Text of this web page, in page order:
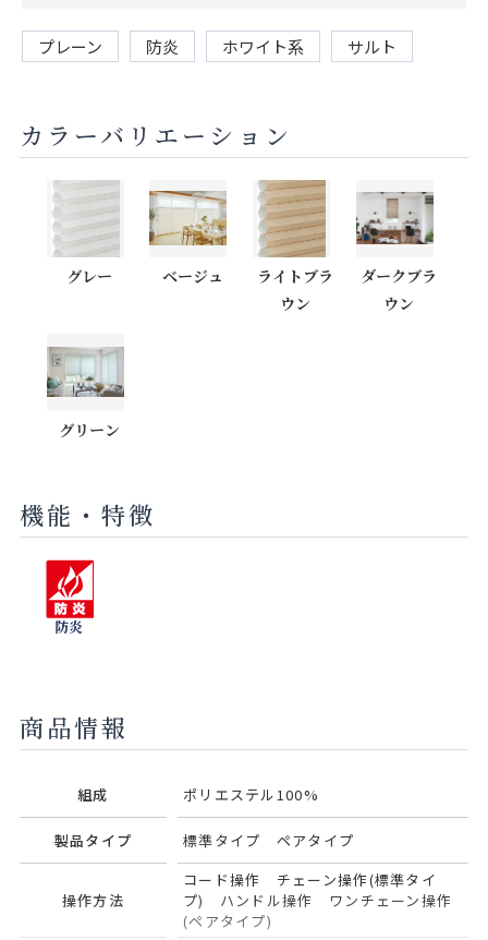
プレーン 防炎 ホワイト系 サルト
カラーバリエーション
グレー ベージュ
ライトブラ
ウン
ダークブラ
ウン
グリーン
機能・特徴
防炎
商品情報
組成 ポリエステル100%
製品タイプ 標準タイプ ペアタイプ
操作方法
コード操作 チェーン操作(標準タイ
プ) ハンドル操作 ワンチェーン操作
(ペアタイプ)